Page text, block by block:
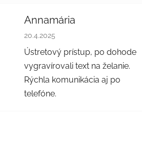
Annamária
Hodnotenie obchodu je 5 z 5
20.4.2025
Ústretový prístup, po dohode
vygravírovali text na želanie.
Rýchla komunikácia aj po
telefóne.